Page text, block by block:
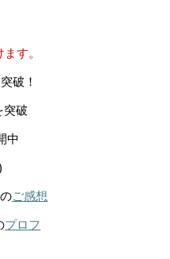
す。
破！
突破
中
ご感想
プロフ